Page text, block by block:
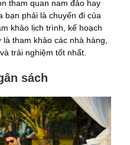
tham quan nam đảo hay
phải là chuyến đi của
khảo lịch trình, kế hoạch
tham khảo các nhà hàng,
trải nghiệm tốt nhất.
sách